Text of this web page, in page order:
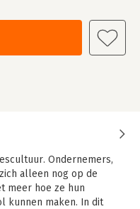
Ondernemers,
alleen nog op de
meer hoe ze hun
kunnen maken. In dit